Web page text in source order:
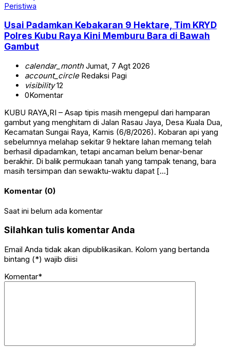
Peristiwa
Usai Padamkan Kebakaran 9 Hektare, Tim KRYD
Polres Kubu Raya Kini Memburu Bara di Bawah
Gambut
calendar_monthJumat, 7 Agt 2026
account_circleRedaksi Pagi
visibility12
0Komentar
KUBU RAYA,RI – Asap tipis masih mengepul dari hamparan
gambut yang menghitam di Jalan Rasau Jaya, Desa Kuala Dua,
Kecamatan Sungai Raya, Kamis (6/8/2026). Kobaran api yang
sebelumnya melahap sekitar 9 hektare lahan memang telah
berhasil dipadamkan, tetapi ancaman belum benar-benar
berakhir. Di balik permukaan tanah yang tampak tenang, bara
masih tersimpan dan sewaktu-waktu dapat […]
Komentar (0)
Saat ini belum ada komentar
Silahkan tulis komentar Anda
Email Anda tidak akan dipublikasikan. Kolom yang bertanda
bintang (*) wajib diisi
Komentar*